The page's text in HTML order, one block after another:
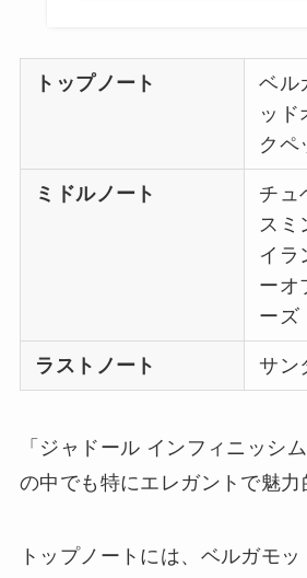
トップノート
ベル
ッド
クペ
ミドルノート
チュ
スミ
イラ
ーオ
ーズ
ラストノート サン
「ジャドール インフィニッシ
の中でも特にエレガントで魅力
トップノートには、ベルガモ